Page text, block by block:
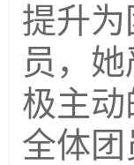
提升
员，
极主
全体